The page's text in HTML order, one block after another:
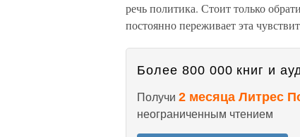
речь политика. Стоит только
постоянно переживает эта
Более 800 000 книг и
Получи 2 месяца Литрес
неограниченным чтением